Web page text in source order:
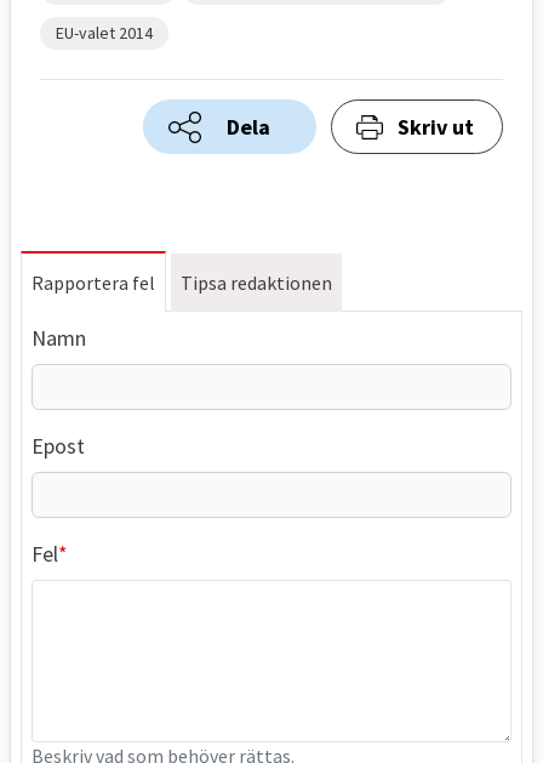
EU-valet 2014
Dela Skriv ut
Rapportera fel Tipsa redaktionen
Namn
Epost
Fel
Beskriv vad som behöver rättas.